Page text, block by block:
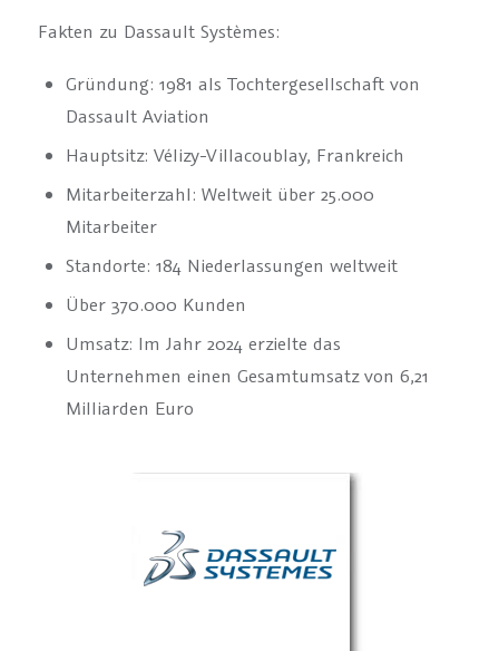
Fakten zu Dassault Systèmes:
Gründung: 1981 als Tochtergesellschaft von
Dassault Aviation
Hauptsitz: Vélizy-Villacoublay, Frankreich
Mitarbeiterzahl: Weltweit über 25.000
Mitarbeiter
Standorte: 184 Niederlassungen weltweit
Über 370.000 Kunden
Umsatz: Im Jahr 2024 erzielte das
Unternehmen einen Gesamtumsatz von 6,21
Milliarden Euro